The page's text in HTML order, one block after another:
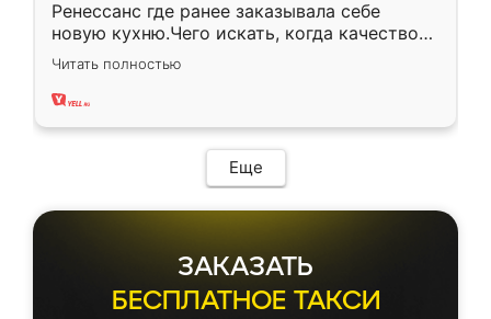
Ренессанс где ранее заказывала себе
новую кухню.Чего искать, когда качеством
вполне довольна. Служит кухня уже почти
два года, нареканий нет.
Читать полностью
Еще
ЗАКАЗАТЬ
БЕСПЛАТНОЕ ТАКСИ